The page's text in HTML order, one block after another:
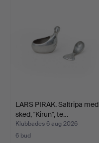
LARS PIRAK. Saltripa med
sked, "Kirun", te…
Klubbades 6 aug 2026
6 bud